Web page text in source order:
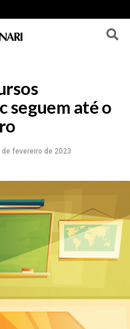
seguem até o
de fevereiro de 2023